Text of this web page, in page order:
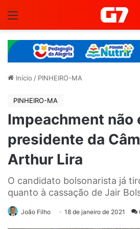
Início / PINHEIRO-MA
PINHEIRO-MA
Impeachment não
presidente da
Arthur Lira
O candidato bolsonarista já
quanto à cassação de Jair
João Filho 18 de janeiro de 2021